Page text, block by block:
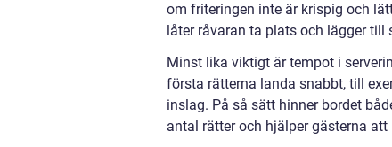
om friteringen inte är krispig och
låter råvaran ta plats och lägger till
Minst lika viktigt är tempot i
första rätterna landa snabbt, till
inslag. På så sätt hinner bordet
antal rätter och hjälper gästerna